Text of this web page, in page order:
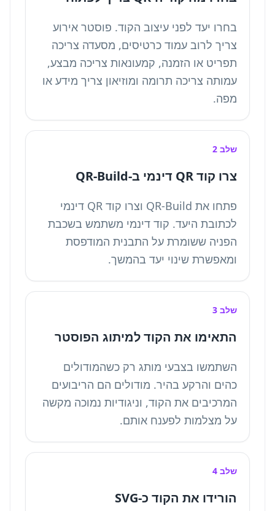
בחרו יעד לפני עיצוב הקוד. פוסטר אירוע
צריך לרוב עמוד כרטיסים, מסעדה צריכה
תפריט או הזמנה, קמעונאות צריכה מבצע,
עמותה צריכה תרומה ומוזיאון צריך מידע או
מפה.
שלב 2
צרו קוד QR דינמי ב-QR-Build
פתחו את QR-Build וצרו קוד QR דינמי
לכתובת היעד. קוד דינמי משתמש בשכבת
הפניה ששומרת על התבנית המודפסת
ומאפשרת שינוי יעד בהמשך.
שלב 3
התאימו את הקוד למיתוג הפוסטר
השתמשו בצבעי מותג רק כשהמודולים
כהים והרקע בהיר. מודולים הם הריבועים
המרכיבים את הקוד, וניגודיות נמוכה מקשה
על מצלמות לפענח אותם.
שלב 4
הורידו את הקוד כ-SVG